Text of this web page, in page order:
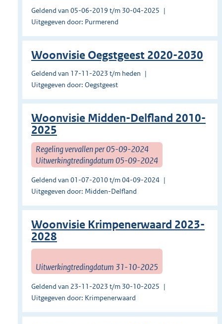
Geldend van 05-06-2019 t/m 30-04-2025
Uitgegeven door: Purmerend
Woonvisie Oegstgeest 2020-2030
Geldend van 17-11-2023 t/m heden
Uitgegeven door: Oegstgeest
Woonvisie Midden-Delfland 2010-
2025
Regeling vervallen per 05-09-2024
Uitwerkingtredingdatum 05-09-2024
Geldend van 01-07-2010 t/m 04-09-2024
Uitgegeven door: Midden-Delfland
Woonvisie Krimpenerwaard 2023-
2028
Uitwerkingtredingdatum 31-10-2025
Geldend van 23-11-2023 t/m 30-10-2025
Uitgegeven door: Krimpenerwaard